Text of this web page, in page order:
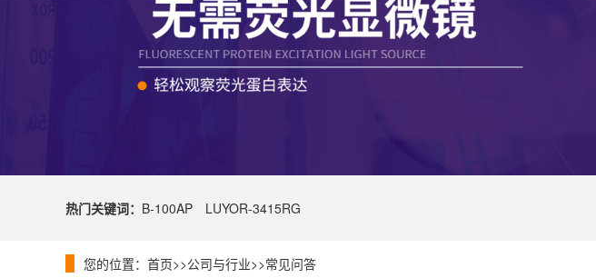
热门关键词： B-100AP LUYOR-3415RG
您的位置： 首页>>公司与行业>>常见问答